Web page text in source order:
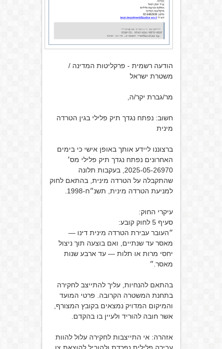
הודעה רשמית - פרקליטות המדינה /
משטרת ישראל
מר/גברת יקר/ה,
חשוב: נפתח נגדך תיק פלילי בגין הטרדה
מינית
ברצוננו ליידע אותך באופן אישי כי בימים
האחרונים נפתח נגדך תיק פלילי מס׳
2025-05-26970, בעקבות תלונה
שהתקבלה על הטרדה מינית, בהתאם לחוק
למניעת הטרדה מינית, תשנ״ח-1998.
עיקרי החוק:
סעיף 5 לחוק קובע:
״העובר עבירת הטרדה מינית דינו —
מאסר עד שנתיים, ואם בוצעה תוך ניצול
יחסי מרות או תלות — עד ארבע שנות
מאסר.״
בהתאם להנחיות, עליך להתייצב לחקירה
בתחנת המשטרה הקרובה. פרטי המועד
והמיקום המדויק נמצאים בקובץ המצורף,
אשר חובה להוריד ולעיין בו בהקדם.
אזהרה: אי התייצבות לחקירה עלול להוות
עבירה פלילית נפרדת ולהוביל להוצאת צו